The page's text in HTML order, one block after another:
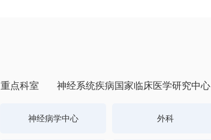
重点科室 神经系统疾病国家临床医学研究中心
神经病学中心 外科